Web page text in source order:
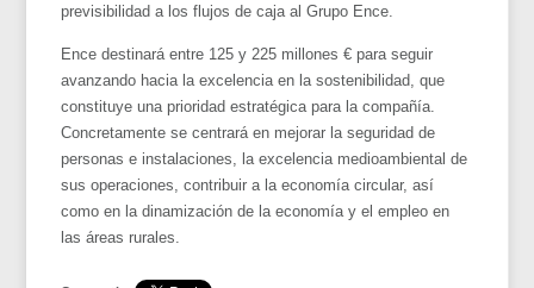
previsibilidad a los flujos de caja al Grupo Ence.
Ence destinará entre 125 y 225 millones € para seguir
avanzando hacia la excelencia en la sostenibilidad, que
constituye una prioridad estratégica para la compañía.
Concretamente se centrará en mejorar la seguridad de
personas e instalaciones, la excelencia medioambiental de
sus operaciones, contribuir a la economía circular, así
como en la dinamización de la economía y el empleo en
las áreas rurales.